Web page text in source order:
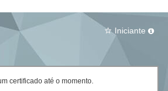
star_border Iniciante
certificado até o momento.